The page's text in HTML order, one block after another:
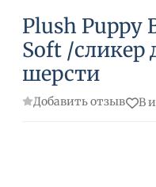
Plush Puppy
Soft /сликер
шерсти
Добавить отзыв В